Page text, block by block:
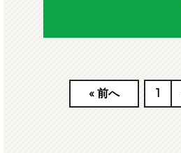
« 前へ 1